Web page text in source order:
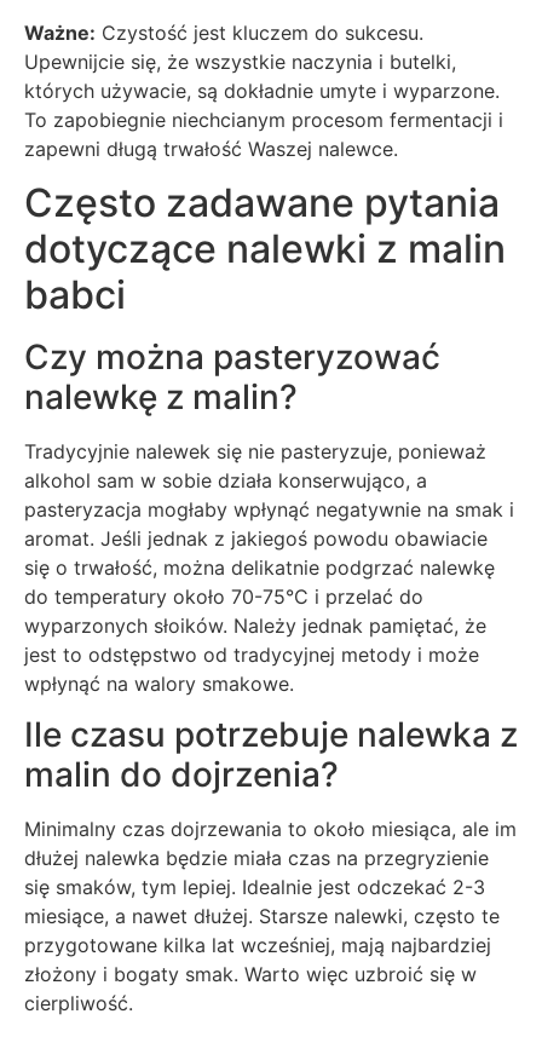
Ważne: Czystość jest kluczem do sukcesu.
Upewnijcie się, że wszystkie naczynia i butelki,
których używacie, są dokładnie umyte i wyparzone.
To zapobiegnie niechcianym procesom fermentacji i
zapewni długą trwałość Waszej nalewce.
Często zadawane pytania
dotyczące nalewki z malin
babci
Czy można pasteryzować
nalewkę z malin?
Tradycyjnie nalewek się nie pasteryzuje, ponieważ
alkohol sam w sobie działa konserwująco, a
pasteryzacja mogłaby wpłynąć negatywnie na smak i
aromat. Jeśli jednak z jakiegoś powodu obawiacie
się o trwałość, można delikatnie podgrzać nalewkę
do temperatury około 70-75°C i przelać do
wyparzonych słoików. Należy jednak pamiętać, że
jest to odstępstwo od tradycyjnej metody i może
wpłynąć na walory smakowe.
Ile czasu potrzebuje nalewka z
malin do dojrzenia?
Minimalny czas dojrzewania to około miesiąca, ale im
dłużej nalewka będzie miała czas na przegryzienie
się smaków, tym lepiej. Idealnie jest odczekać 2-3
miesiące, a nawet dłużej. Starsze nalewki, często te
przygotowane kilka lat wcześniej, mają najbardziej
złożony i bogaty smak. Warto więc uzbroić się w
cierpliwość.